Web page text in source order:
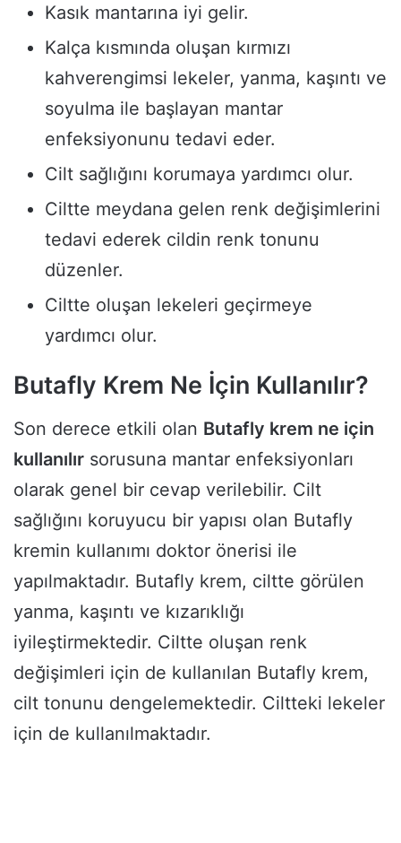
Kasık mantarına iyi gelir.
Kalça kısmında oluşan kırmızı
kahverengimsi lekeler, yanma, kaşıntı ve
soyulma ile başlayan mantar
enfeksiyonunu tedavi eder.
Cilt sağlığını korumaya yardımcı olur.
Ciltte meydana gelen renk değişimlerini
tedavi ederek cildin renk tonunu
düzenler.
Ciltte oluşan lekeleri geçirmeye
yardımcı olur.
Butafly Krem Ne İçin Kullanılır?
Son derece etkili olan Butafly krem ne için
kullanılır sorusuna mantar enfeksiyonları
olarak genel bir cevap verilebilir. Cilt
sağlığını koruyucu bir yapısı olan Butafly
kremin kullanımı doktor önerisi ile
yapılmaktadır. Butafly krem, ciltte görülen
yanma, kaşıntı ve kızarıklığı
iyileştirmektedir. Ciltte oluşan renk
değişimleri için de kullanılan Butafly krem,
cilt tonunu dengelemektedir. Ciltteki lekeler
için de kullanılmaktadır.